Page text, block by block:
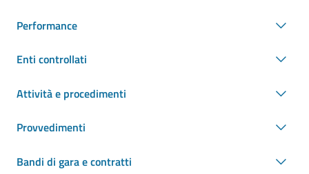
Performance
Enti controllati
Attività e procedimenti
Provvedimenti
Bandi di gara e contratti